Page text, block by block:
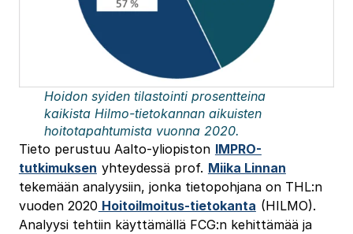
Hoidon syiden tilastointi prosentteina
kaikista Hilmo-tietokannan aikuisten
hoitotapahtumista vuonna 2020.
Tieto perustuu Aalto-yliopiston IMPRO-
tutkimuksen yhteydessä prof. Miika Linnan
tekemään analyysiin, jonka tietopohjana on THL:n
vuoden 2020 Hoitoilmoitus-tietokanta (HILMO).
Analyysi tehtiin käyttämällä FCG:n kehittämää ja